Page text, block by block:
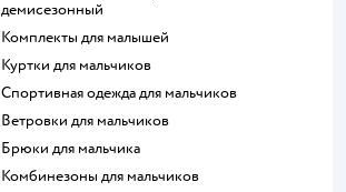
демисезонный
Комплекты для малышей
Куртки для мальчиков
Спортивная одежда для мальчиков
Ветровки для мальчиков
Брюки для мальчика
Комбинезоны для мальчиков